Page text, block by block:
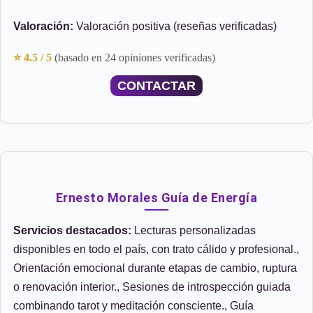
Valoración: Valoración positiva (reseñas verificadas)
⭐ 4.5 / 5 (basado en 24 opiniones verificadas)
CONTACTAR
Ernesto Morales Guía de Energía
Servicios destacados: Lecturas personalizadas
disponibles en todo el país, con trato cálido y profesional.,
Orientación emocional durante etapas de cambio, ruptura
o renovación interior., Sesiones de introspección guiada
combinando tarot y meditación consciente., Guía